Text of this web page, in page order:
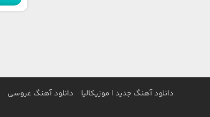
دانلود آهنگ جدید | موزیکالیا دانلود آهنگ عروسی